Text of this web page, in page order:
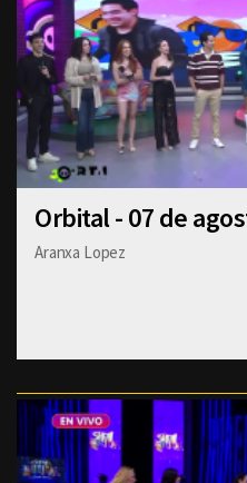
Orbital - 07 de
Aranxa Lopez